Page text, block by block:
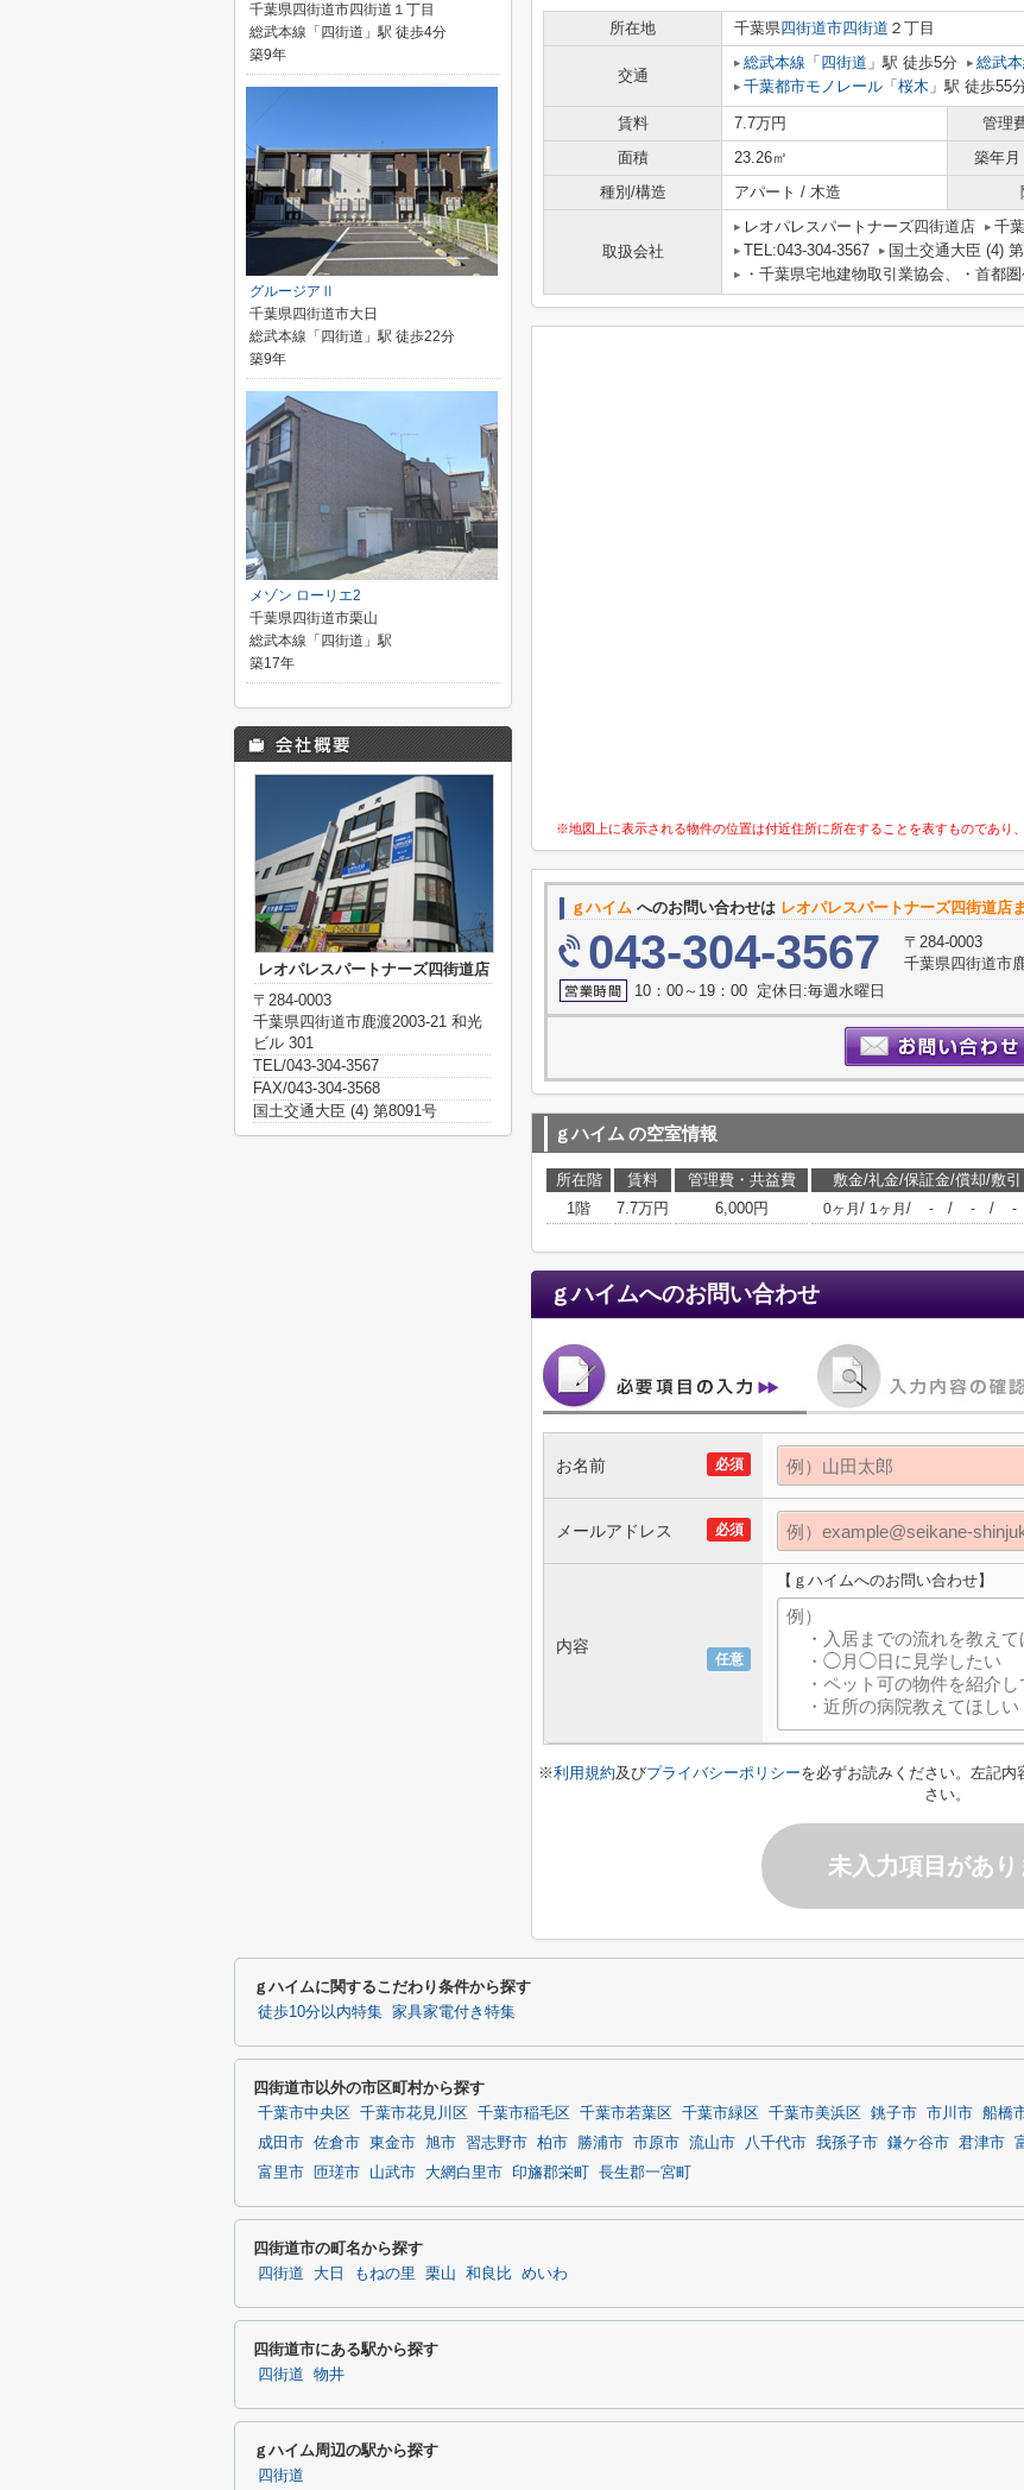
所在地 千葉県四街道市四街道 ２丁目
交通
総武本線 「 四街道 」駅 徒歩5分 総武
千葉都市モノレール 「 桜木 」駅 徒歩55
賃料 7.7万円 管理
面積
23.26㎡ 築年月
種別/構造
アパート / 木造
取扱会社
レオパレスパートナーズ四街道店
千
TEL:043-304-3567
国土交通大臣 (4)
・千葉県宅地建物取引業協会、・首都
※地図上に表示される物件の位置は付近住所に所在することを表すものであり
ｇハイム へのお問い合わせは レオパレスパートナーズ四街道店
043-304-3567
〒284-0003
千葉県四街道市
10：00～19：00 定休日:毎週水曜日
ｇハイム の空室情報
所在階 賃料 管理費・共益費 敷金/礼金/保証金/償却/敷引
1階
7.7万円 6,000円 0ヶ月 / 1ヶ月 / - / - / -
ｇハイムへのお問い合わせ
必須
お名前
必須
メールアドレス
任意
内容
【ｇハイムへのお問い合わせ】
※利用規約及びプライバシーポリシーを必ずお読みください。左記
さい。
未入力項目があり
千葉県四街道市四街道１丁目
総武本線「四街道」駅 徒歩4分
築9年
グルージアⅡ
千葉県四街道市大日
総武本線「四街道」駅 徒歩22分
築9年
メゾン ローリエ2
千葉県四街道市栗山
総武本線「四街道」駅
築17年
レオパレスパートナーズ四街道店
〒284-0003
千葉県四街道市鹿渡2003-21 和光
ビル 301
TEL/043-304-3567
FAX/043-304-3568
国土交通大臣 (4) 第8091号
ｇハイムに関するこだわり条件から探す
徒歩10分以内特集 家具家電付き特集
四街道市以外の市区町村から探す
千葉市中央区 千葉市花見川区 千葉市稲毛区 千葉市若葉区 千葉市緑区 千葉市美浜区 銚子市 市川市 船橋
成田市 佐倉市 東金市 旭市 習志野市 柏市 勝浦市 市原市 流山市 八千代市 我孫子市 鎌ケ谷市 君津市
富里市
匝瑳市 山武市 大網白里市 印旛郡栄町 長生郡一宮町
四街道市の町名から探す
四街道 大日 もねの里 栗山 和良比 めいわ
四街道市にある駅から探す
四街道 物井
ｇハイム周辺の駅から探す
四街道